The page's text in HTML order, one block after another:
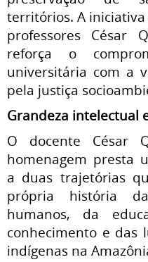
territórios. A iniciativa
professores César
reforça o
universitária com a
pela justiça
Grandeza intelectual
O docente César
homenagem presta
a duas trajetórias
própria história
humanos, da
conhecimento e das
indígenas na